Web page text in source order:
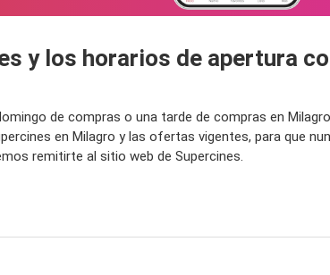
y los horarios de apertura
de compras o una tarde de compras en
en Milagro y las ofertas vigentes, para que
remitirte al sitio web de Supercines.